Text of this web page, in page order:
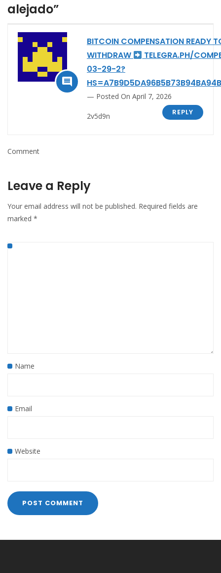
alejado”

BITCOIN COMPENSATION READY
WITHDRAW
TELEGRA.PH/
03-29-2?
Posted On April 7, 2026
REPLY
2v5d9n
Comment
Leave a Reply
Your email address will not be published. Required fields are
marked *
Name
Email
Website